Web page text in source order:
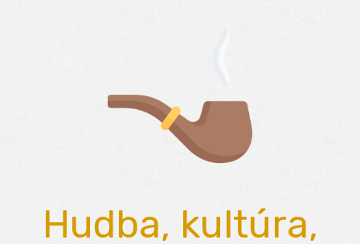
Hudba, kultúra,